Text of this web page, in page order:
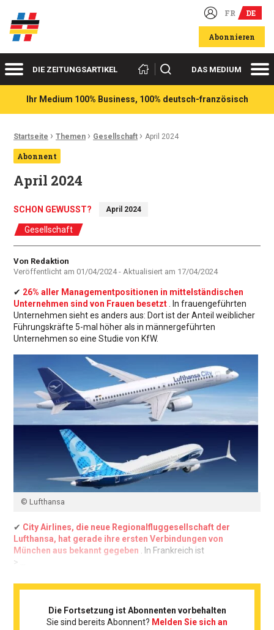
Deutsch-französische Wirtschaftsakteure FR DE
Abonnieren
MenüDIE ZEITUNGSARTIKEL Suchen DAS MEDIUM
Ihr Medium 100% Business, 100% deutsch-französisch
Ariadnefaden:
Startseite › Themen › Gesellschaft › April 2024
Abonnent
April 2024
SCHON GEWUSST? April 2024
Gesellschaft
Autor
Von Redaktion
Veröffentlicht am 01/04/2024- Aktualisiert am 17/04/2024
✔ 26% aller Managementpositionen in mittelständischen
Unternehmen sind von Frauen besetzt
. In frauengeführten
Unternehmen sieht es anders aus: Dort ist der Anteil weiblicher
Führungskräfte 5-mal höher als in männergeführten
Unternehmen so eine Studie von KfW.
© Lufthansa
✔ City Airlines, die neue Regionalfluggesellschaft der
Lufthansa, hat gerade ihre ersten Verbindungen von
München aus bekannt gegeben
. In Frankreich ist
> ...
Die Fortsetzung ist Abonnenten vorbehalten
Sie sind bereits Abonnent? Melden Sie sich an